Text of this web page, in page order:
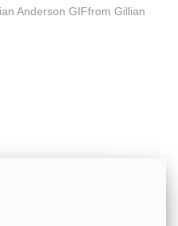
Anderson GIFfrom Gillian